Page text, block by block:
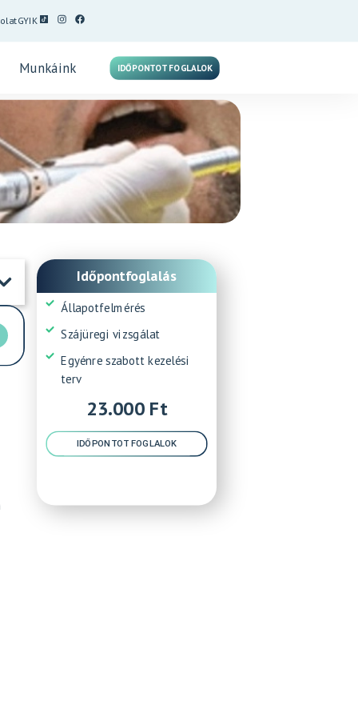
GYIK
Munkáink IDŐPONTOT FOGLALOK
Időpontfoglalás
Állapotfelmérés
Szájüregi vizsgálat
Egyénre szabott kezelési
terv
23.000 Ft
IDŐPONTOT FOGLALOK